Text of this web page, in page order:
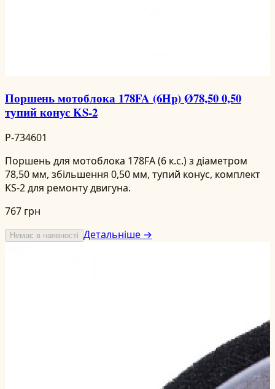
Поршень мотоблока 178FA (6Hp) Ø78,50 0,50
тупий конус KS-2
P-734601
Поршень для мотоблока 178FA (6 к.с.) з діаметром
78,50 мм, збільшення 0,50 мм, тупий конус, комплект
KS-2 для ремонту двигуна.
767 грн
Немає в наявності Детальніше →